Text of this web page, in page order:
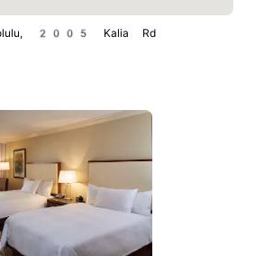
2005 Kalia Rd